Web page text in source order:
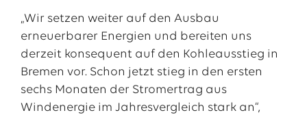
„Wir setzen weiter auf den Ausbau
erneuerbarer Energien und bereiten uns
derzeit konsequent auf den Kohleausstieg in
Bremen vor. Schon jetzt stieg in den ersten
sechs Monaten der Stromertrag aus
Windenergie im Jahresvergleich stark an“,